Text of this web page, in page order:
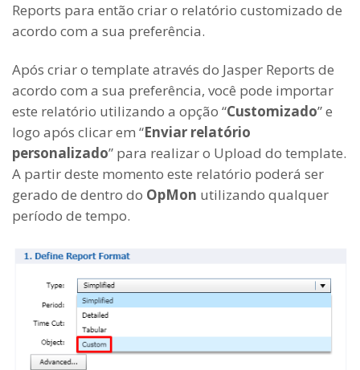
Reports para então criar o relatório customizado de
acordo com a sua preferência.
Após criar o template através do Jasper Reports de
acordo com a sua preferência, você pode importar
este relatório utilizando a opção “Customizado” e
logo após clicar em “Enviar relatório
personalizado” para realizar o Upload do template.
A partir deste momento este relatório poderá ser
gerado de dentro do OpMon utilizando qualquer
período de tempo.